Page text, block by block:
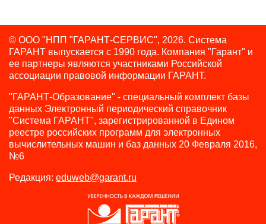
© ООО "НПП "ГАРАНТ-СЕРВИС", 2026. Система
ГАРАНТ выпускается с 1990 года. Компания "Гарант" и
ее партнеры являются участниками Российской
ассоциации правовой информации ГАРАНТ.
"ГАРАНТ-Образование" - специальный комплект базы
данных Электронный периодический справочник
"Система ГАРАНТ", зарегистрированной в Едином
реестре российских программ для электронных
вычислительных машин и баз данных 20 Февраля 2016,
№6
Редакция: eduweb@garant.ru